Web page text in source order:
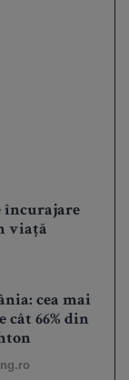
încurajare
viață
cea mai
cât 66% din